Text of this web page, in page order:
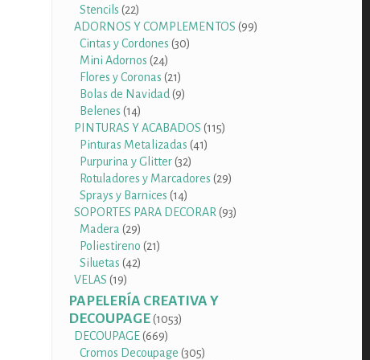
Stencils 2222
productos
ADORNOS Y COMPLEMENTOS 9999
Cintas y Cordones 3030
Mini Adornos 2424
productos
Flores y Coronas 2121
productos
Bolas de Navidad 99
Belenes 1414
productos
PINTURAS Y ACABADOS 115115
Pinturas Metalizadas 4141
Purpurina y Glitter 3232
productos
Rotuladores y Marcadores 2929
Sprays y Barnices 1414
productos
SOPORTES PARA DECORAR 9393
Madera 2929
productos
Poliestireno 2121
Siluetas 4242
VELAS 1919
productos
PAPELERÍA CREATIVA Y
DECOUPAGE 10531053
DECOUPAGE 669669
productos
Cromos Decoupage 305305